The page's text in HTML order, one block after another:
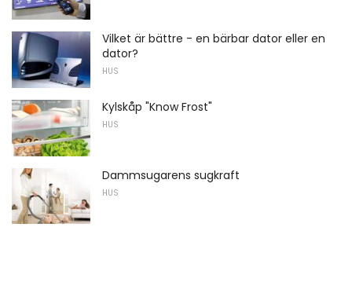
Vilket är bättre - en bärbar dator eller en
dator?
HUS
Kylskåp "Know Frost"
HUS
Dammsugarens sugkraft
HUS